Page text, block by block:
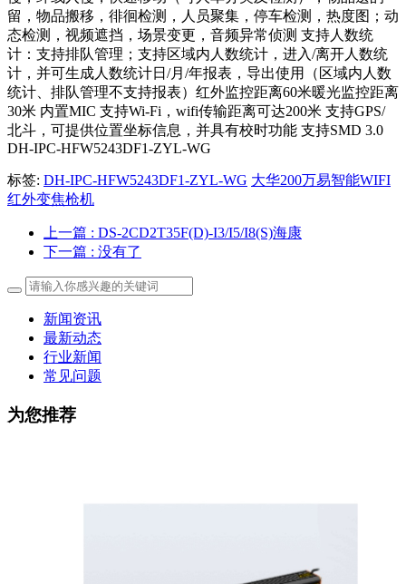
留，物品搬移，徘徊检测，人员聚集，停车检测，热度图；动
态检测，视频遮挡，场景变更，音频异常侦测 支持人数统
计：支持排队管理；支持区域内人数统计，进入/离开人数统
计，并可生成人数统计日/月/年报表，导出使用（区域内人数
统计、排队管理不支持报表）红外监控距离60米暖光监控距离
30米 内置MIC 支持Wi-Fi，wifi传输距离可达200米 支持GPS/
北斗，可提供位置坐标信息，并具有校时功能 支持SMD 3.0
DH-IPC-HFW5243DF1-ZYL-WG
标签: DH-IPC-HFW5243DF1-ZYL-WG 大华200万易智能WIFI
红外变焦枪机
上一篇 : DS-2CD2T35F(D)-I3/I5/I8(S)海康
下一篇 : 没有了
新闻资讯
最新动态
行业新闻
常见问题
为您推荐